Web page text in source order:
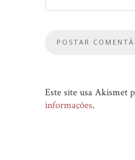
Este site usa Akismet
informações.